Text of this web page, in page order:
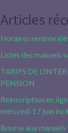
Articles
Horaires rentrée
Listes des manuels
TARIFS DE
PENSION
Réinscription en
mercredi 17 juin
Bourse aux